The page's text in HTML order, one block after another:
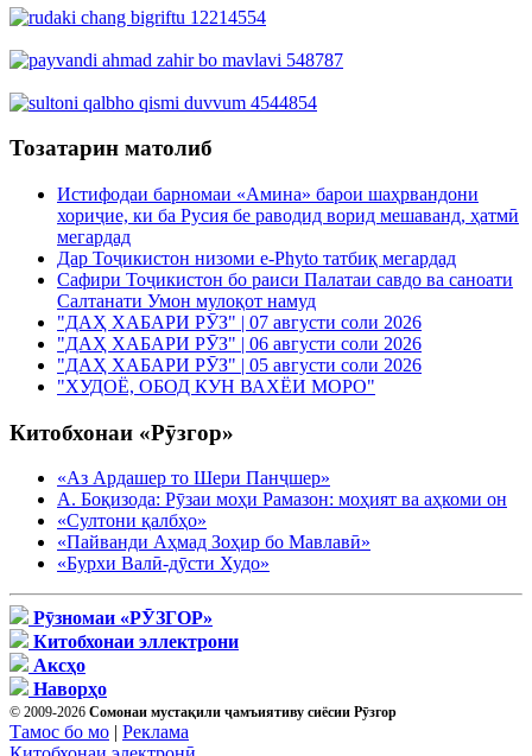
Тозатарин матолиб
Истифодаи барномаи «Амина» барои шаҳрвандони
хориҷие, ки ба Русия бе раводид ворид мешаванд, ҳатмӣ
мегардад
Дар Тоҷикистон низоми e-Phyto татбиқ мегардад
Сафири Тоҷикистон бо раиси Палатаи савдо ва саноати
Салтанати Умон мулоқот намуд
"ДАҲ ХАБАРИ РӮЗ" | 07 августи соли 2026
"ДАҲ ХАБАРИ РӮЗ" | 06 августи соли 2026
"ДАҲ ХАБАРИ РӮЗ" | 05 августи соли 2026
"ХУДОЁ, ОБОД КУН ВАХЁИ МОРО"
Китобхонаи «Рӯзгор»
«Аз Ардашер то Шери Панҷшер»
А. Боқизода: Рӯзаи моҳи Рамазон: моҳият ва аҳкоми он
«Султони қалбҳо»
«Пайванди Аҳмад Зоҳир бо Мавлавӣ»
«Бурхи Валӣ-дӯсти Худо»
Рӯзномаи «РӮЗГОР»
Китобхонаи эллектрони
Аксҳо
Наворҳо
© 2009-2026 Сомонаи мустақили ҷамъиятиву сиёсии Рӯзгор
Тамос бо мо | Реклама